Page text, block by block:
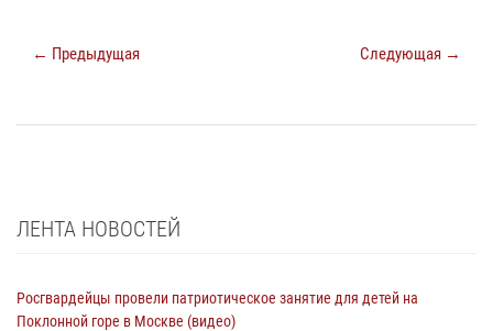
← Предыдущая Следующая →
ЛЕНТА НОВОСТЕЙ
Росгвардейцы провели патриотическое занятие для детей на
Поклонной горе в Москве (видео)